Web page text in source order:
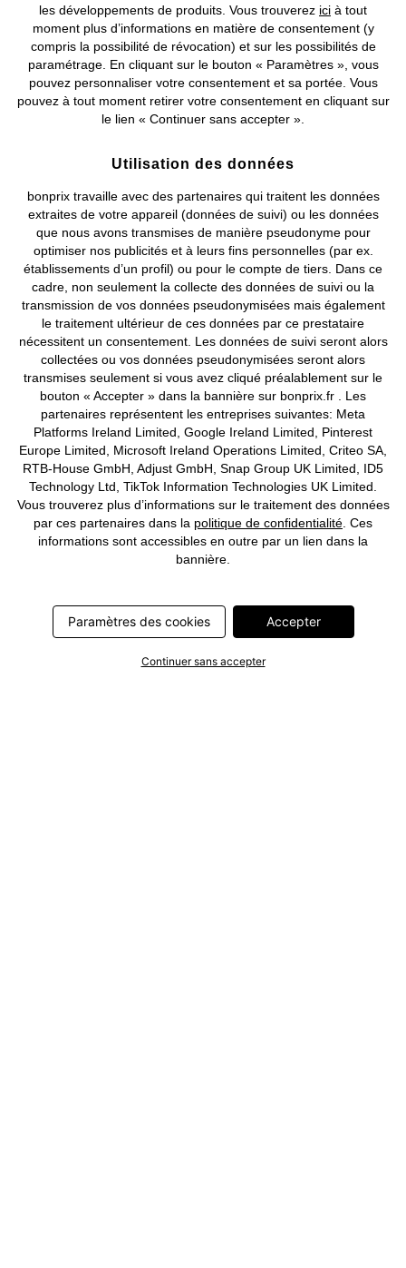
Notre Entreprise
Retrouvez bonprix sur
Prix indiqués TVA comprise avec en sus frais de port & de service
CGV Données personnelles Paramètres des cookies
Mentions légales Résilier le contrat
© 2026 bonprix.Tous droits réservés.
Deutsch Français
les développements de produits. Vous trouverez ici à tout
moment plus d’informations en matière de consentement (y
compris la possibilité de révocation) et sur les possibilités de
paramétrage. En cliquant sur le bouton « Paramètres », vous
pouvez personnaliser votre consentement et sa portée. Vous
pouvez à tout moment retirer votre consentement en cliquant sur
le lien « Continuer sans accepter ».
Utilisation des données
bonprix travaille avec des partenaires qui traitent les données
extraites de votre appareil (données de suivi) ou les données
que nous avons transmises de manière pseudonyme pour
optimiser nos publicités et à leurs fins personnelles (par ex.
établissements d’un profil) ou pour le compte de tiers. Dans ce
cadre, non seulement la collecte des données de suivi ou la
transmission de vos données pseudonymisées mais également
le traitement ultérieur de ces données par ce prestataire
nécessitent un consentement. Les données de suivi seront alors
collectées ou vos données pseudonymisées seront alors
transmises seulement si vous avez cliqué préalablement sur le
bouton « Accepter » dans la bannière sur bonprix.fr . Les
partenaires représentent les entreprises suivantes: Meta
Platforms Ireland Limited, Google Ireland Limited, Pinterest
Europe Limited, Microsoft Ireland Operations Limited, Criteo SA,
RTB-House GmbH, Adjust GmbH, Snap Group UK Limited, ID5
Technology Ltd, TikTok Information Technologies UK Limited.
Vous trouverez plus d’informations sur le traitement des données
par ces partenaires dans la politique de confidentialité . Ces
informations sont accessibles en outre par un lien dans la
bannière.
Paramètres des cookies Accepter
Continuer sans accepter